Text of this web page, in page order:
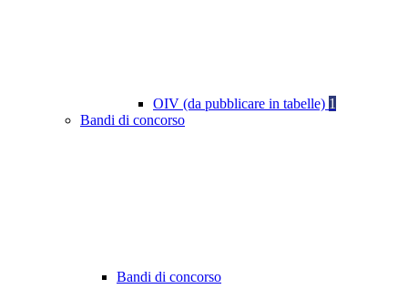
OIV (da pubblicare in tabelle) 1
Bandi di concorso
Bandi di concorso